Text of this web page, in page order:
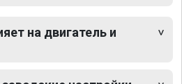
на двигатель и